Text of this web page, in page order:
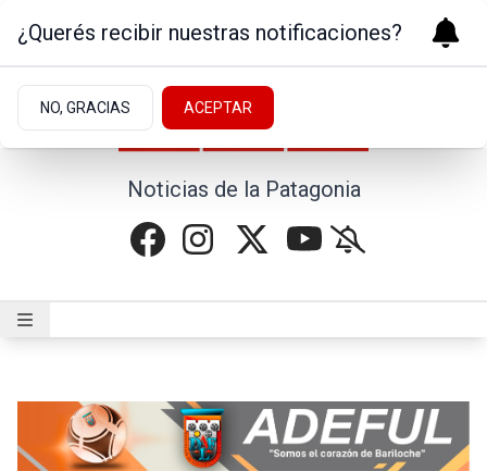
Noticias de la Patagonia
¿Querés recibir nuestras notificaciones?
NO, GRACIAS ACEPTAR